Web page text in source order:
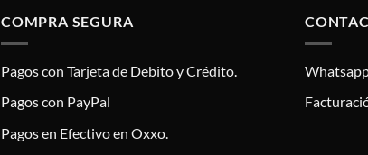
COMPRA SEGURA
Pagos con Tarjeta de Debito y Crédito.
Pagos con PayPal
Pagos en Efectivo en Oxxo.